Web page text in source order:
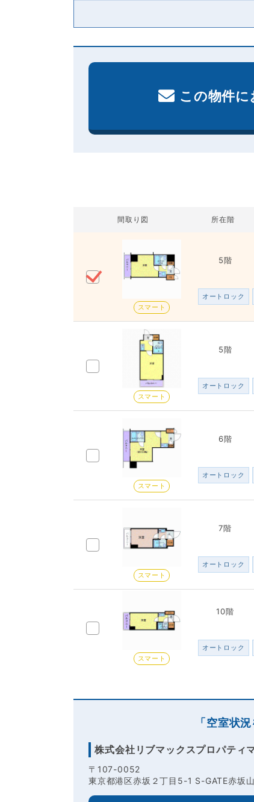
この物件
間取り図 所在階
スマート
5階
オートロック
スマート
5階
オートロック
スマート
6階
オートロック
スマート
7階
オートロック
スマート
10階
オートロック
「空室状
株式会社リブマックスプロパティ
〒107-0052
東京都港区赤坂２丁目5-1 S-GATE赤坂